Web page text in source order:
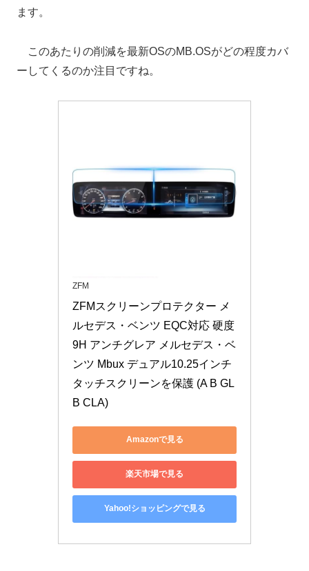
ます。
このあたりの削減を最新OSのMB.OSがどの程度カバ
ーしてくるのか注目ですね。
ZFM
ZFMスクリーンプロテクター メ
ルセデス・ベンツ EQC対応 硬度
9H アンチグレア メルセデス・ベ
ンツ Mbux デュアル10.25インチ
タッチスクリーンを保護 (A B GL
B CLA)
Amazonで見る
楽天市場で見る
Yahoo!ショッピングで見る